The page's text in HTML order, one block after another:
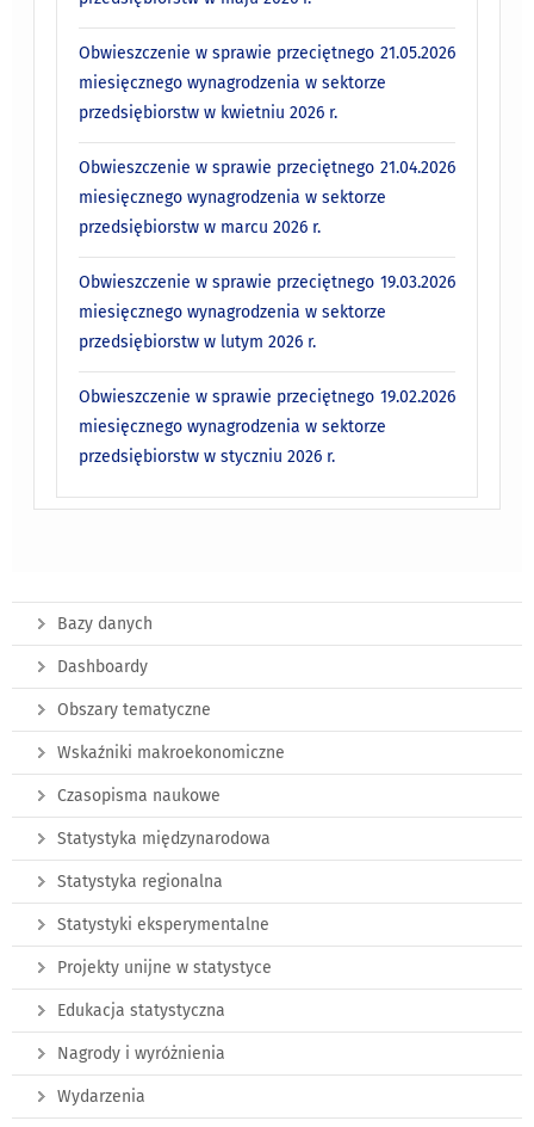
21.05.2026
Obwieszczenie w sprawie przeciętnego
miesięcznego wynagrodzenia w sektorze
przedsiębiorstw w kwietniu 2026 r.
21.04.2026
Obwieszczenie w sprawie przeciętnego
miesięcznego wynagrodzenia w sektorze
przedsiębiorstw w marcu 2026 r.
19.03.2026
Obwieszczenie w sprawie przeciętnego
miesięcznego wynagrodzenia w sektorze
przedsiębiorstw w lutym 2026 r.
19.02.2026
Obwieszczenie w sprawie przeciętnego
miesięcznego wynagrodzenia w sektorze
przedsiębiorstw w styczniu 2026 r.
Bazy danych
Dashboardy
Obszary tematyczne
Wskaźniki makroekonomiczne
Czasopisma naukowe
Statystyka międzynarodowa
Statystyka regionalna
Statystyki eksperymentalne
Projekty unijne w statystyce
Edukacja statystyczna
Nagrody i wyróżnienia
Wydarzenia